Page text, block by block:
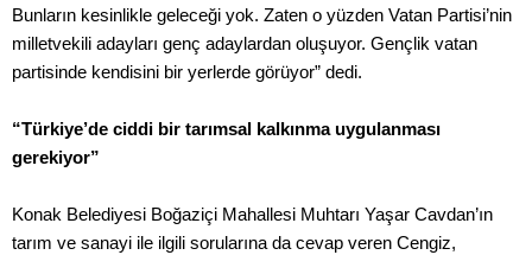
Bunların kesinlikle geleceği yok. Zaten o yüzden Vatan Partisi’nin
milletvekili adayları genç adaylardan oluşuyor. Gençlik vatan
partisinde kendisini bir yerlerde görüyor” dedi.
“Türkiye’de ciddi bir tarımsal kalkınma uygulanması
gerekiyor”
Konak Belediyesi Boğaziçi Mahallesi Muhtarı Yaşar Cavdan’ın
tarım ve sanayi ile ilgili sorularına da cevap veren Cengiz,